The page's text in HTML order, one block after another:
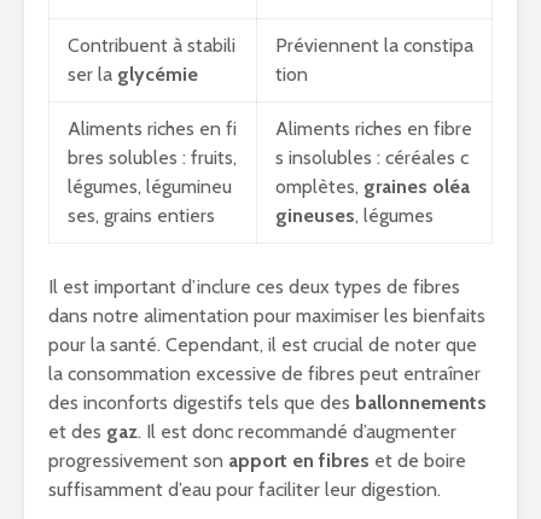
Contribuent à stabili
ser la glycémie
Préviennent la constipa
tion
Aliments riches en fi
bres solubles : fruits,
légumes, légumineu
ses, grains entiers
Aliments riches en fibre
s insolubles : céréales c
omplètes, graines oléa
gineuses, légumes
Il est important d’inclure ces deux types de fibres
dans notre alimentation pour maximiser les bienfaits
pour la santé. Cependant, il est crucial de noter que
la consommation excessive de fibres peut entraîner
des inconforts digestifs tels que des ballonnements
et des gaz. Il est donc recommandé d’augmenter
progressivement son apport en fibres et de boire
suffisamment d’eau pour faciliter leur digestion.